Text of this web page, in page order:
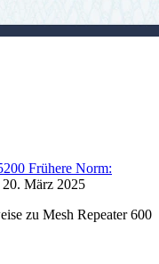
Frühere Norm:
20. März 2025
zu Mesh Repeater 600